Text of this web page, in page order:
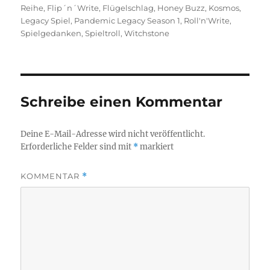
Reihe, Flip´n´Write, Flügelschlag, Honey Buzz, Kosmos,
Legacy Spiel, Pandemic Legacy Season 1, Roll'n'Write,
Spielgedanken,Spieltroll,Witchstone
Schreibe einen Kommentar
Deine E-Mail-Adresse wird nicht veröffentlicht.
Erforderliche Felder sind mit *markiert
KOMMENTAR *